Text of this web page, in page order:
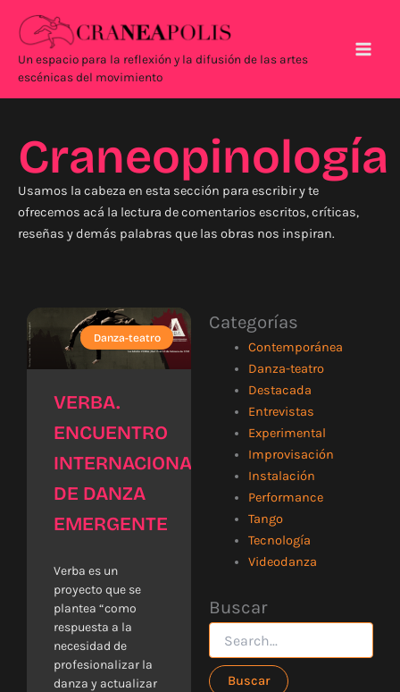
contenido
Un espacio para la reflexión y la difusión de las artes
escénicas del movimiento
Craneopinología
Usamos la cabeza en esta sección para escribir y te
ofrecemos acá la lectura de comentarios escritos, críticas,
reseñas y demás palabras que las obras nos inspiran.
Categorías
Contemporánea
Danza-teatro
Destacada
Entrevistas
Experimental
Improvisación
Instalación
Performance
Tango
Tecnología
Videodanza
Buscar
Buscar
por:
Danza-teatro
VERBA.
ENCUENTRO
INTERNACIONAL
DE DANZA
EMERGENTE
Verba es un
proyecto que se
plantea “como
respuesta a la
necesidad de
profesionalizar la
danza y actualizar
PagePage